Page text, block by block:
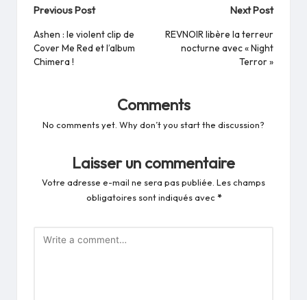
Post
navigation
Previous Post
Ashen : le violent clip de
Cover Me Red et l’album
Chimera !
Next Post
REVNOIR libère la terreur
nocturne avec « Night
Terror »
Comments
No comments yet. Why don’t you start the discussion?
Laisser un commentaire
Votre adresse e-mail ne sera pas publiée. Les champs
obligatoires sont indiqués avec *